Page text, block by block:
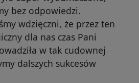
bez odpowiedzi.
wdzięczni, że przez ten
dla nas czas Pani
w tak cudownej
dalszych sukcesów